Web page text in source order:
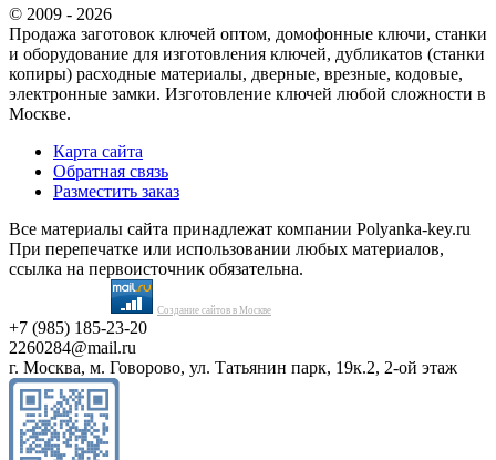
© 2009 - 2026
Продажа заготовок ключей оптом, домофонные ключи, станки
и оборудование для изготовления ключей, дубликатов (станки
копиры) расходные материалы, дверные, врезные, кодовые,
электронные замки. Изготовление ключей любой сложности в
Москве.
Карта сайта
Обратная связь
Разместить заказ
Все материалы сайта принадлежат компании Polyanka-key.ru
При перепечатке или использовании любых материалов,
ссылка на первоисточник обязательна.
Создание сайтов в Москве
+7 (985) 185-23-20
2260284@mail.ru
г. Москва, м. Говорово, ул. Татьянин парк, 19к.2, 2-ой этаж